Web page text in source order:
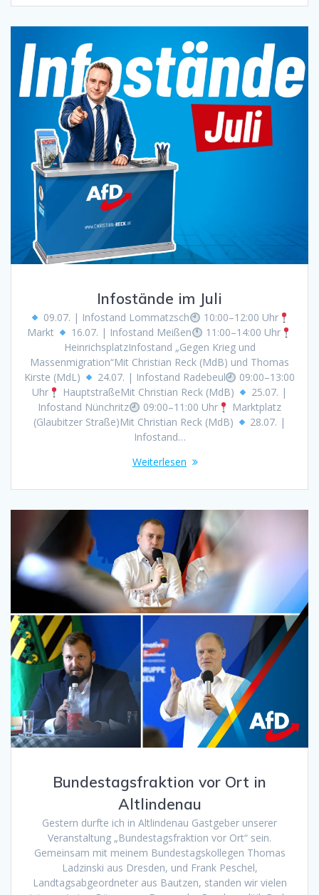
Infostände im Juli
09.07. | Infostand Lommatzsch
10:00–12:00 Uhr
Markt
16.07. | Infostand Meißen
11:00–14:00 Uhr
HeinrichsplatzInfostand „Gegen Krieg und
Massenmigration“Mit Christian Reck (MdB) und Thomas
Kirste (MdL)
24.07. | Infostand Radebeul
09:00–13:00
Uhr
HauptstraßeMit Christian Reck (MdB)
25.07. |
Infostand Nünchritz
09:00–11:00 Uhr
Marktplatz
(Glaubitzer Straße)Mit Christian Reck (MdB)
28.07. |
Infostand…
Weiterlesen
Bundestagsfraktion vor Ort in
Altlindenau
Gestern durfte ich in Altlindenau Gastgeber unserer
Veranstaltung „Bundestagsfraktion vor Ort“ sein.
Gemeinsam mit meinem Bundestagskollegen Thomas
Ladzinski aus Dresden, und Frank Peschel,
Landtagsabgeordneter aus Bautzen, standen wir vielen